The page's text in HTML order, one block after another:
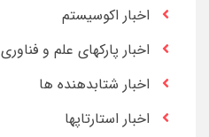
اخبار اکوسیستم
اخبار پارکهای علم و فناوری
اخبار شتابدهنده ها
اخبار استارتاپها